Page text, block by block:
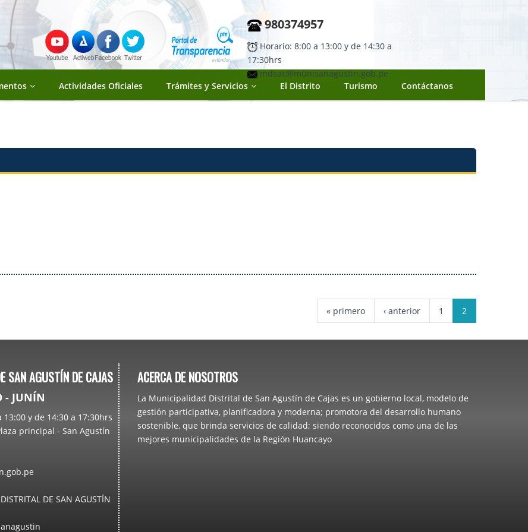
Actividades Oficiales Trámites y Servicios El Distrito Turismo Contáctanos
980374957
Horario: 8:00 a 13:00 y de 14:30 a
17:30hrs
mdsac@munisanagustin.gob.pe
« primero ‹ anterior 1 2
SAN AGUSTÍN DE CAJAS
- JUNÍN
13:00 y de 14:30 a 17:30hrs
principal - San Agustín
DE SAN AGUSTÍN
ACERCA DE NOSOTROS
La Municipalidad Distrital de San Agustín de Cajas es un gobierno local, modelo de
gestión participativa, planificadora y moderna; promotora del desarrollo humano
sostenible, que brinda servicios de calidad; siendo reconocidos como una de las
mejores municipalidades de la Región Huancayo